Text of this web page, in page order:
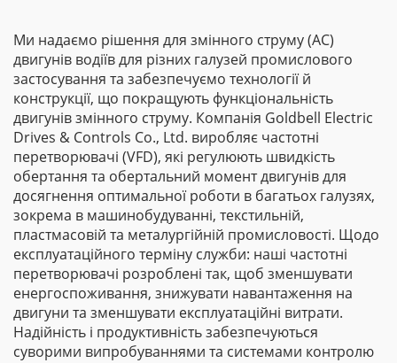
Ми надаємо рішення для змінного струму (AC)
двигунів водіїв для різних галузей промислового
застосування та забезпечуємо технології й
конструкції, що покращують функціональність
двигунів змінного струму. Компанія Goldbell Electric
Drives & Controls Co., Ltd. виробляє частотні
перетворювачі (VFD), які регулюють швидкість
обертання та обертальний момент двигунів для
досягнення оптимальної роботи в багатьох галузях,
зокрема в машинобудуванні, текстильній,
пластмасовій та металургійній промисловості. Щодо
експлуатаційного терміну служби: наші частотні
перетворювачі розроблені так, щоб зменшувати
енергоспоживання, знижувати навантаження на
двигуни та зменшувати експлуатаційні витрати.
Надійність і продуктивність забезпечуються
суворими випробуваннями та системами контролю